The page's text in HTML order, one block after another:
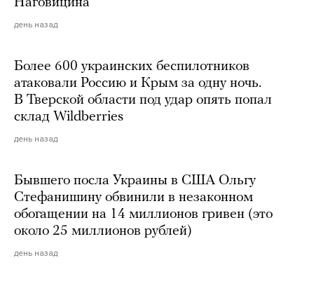
Наговицина
день назад
Более 600 украинских беспилотников
атаковали Россию и Крым за одну ночь.
В Тверской области под удар опять попал
склад Wildberries
день назад
Бывшего посла Украины в США Ольгу
Стефанишину обвинили в незаконном
обогащении на 14 миллионов гривен (это
около 25 миллионов рублей)
день назад